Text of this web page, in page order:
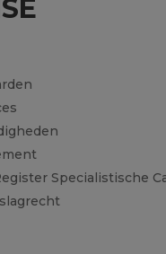
Specialistische